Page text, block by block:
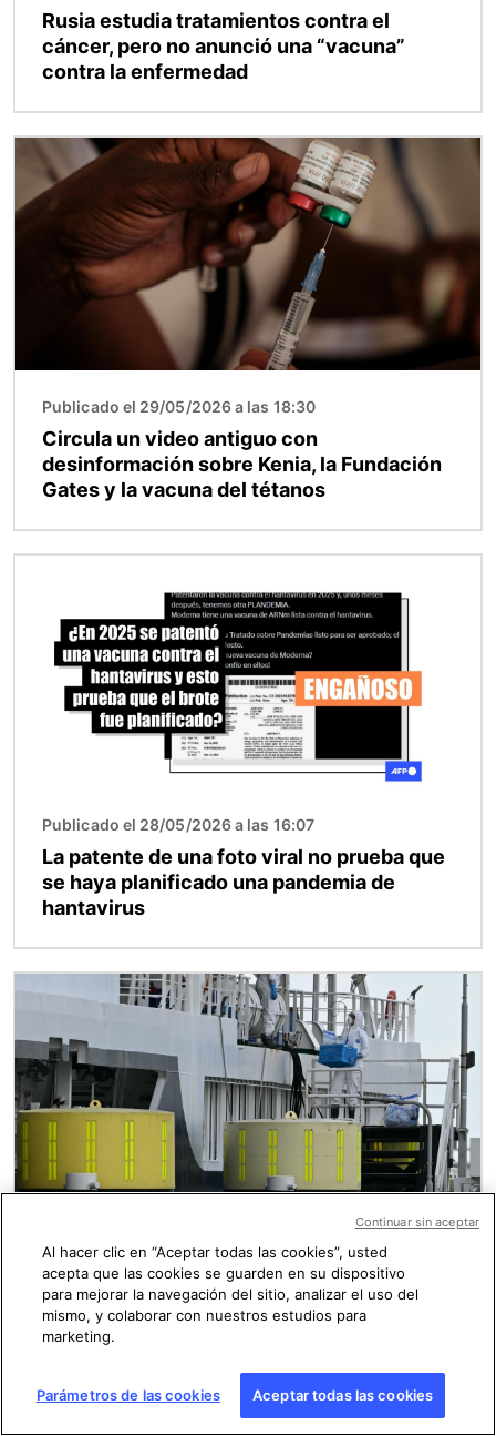
Rusia estudia tratamientos contra el
cáncer, pero no anunció una “vacuna”
contra la enfermedad
Imagen
Publicado el 29/05/2026 a las 18:30
Circula un video antiguo con
desinformación sobre Kenia, la Fundación
Gates y la vacuna del tétanos
Publicado el 28/05/2026 a las 16:07
La patente de una foto viral no prueba que
se haya planificado una pandemia de
hantavirus
Imagen
Publicado el 27/05/2026 a las 22:06
El brote por hantavirus no representa una
“nueva pandemia” ni el surgimiento de un
“covid 2.0”
Al hacer clic en “Aceptar todas las cookies”, usted
acepta que las cookies se guarden en su dispositivo
para mejorar la navegación del sitio, analizar el uso del
mismo, y colaborar con nuestros estudios para
marketing.
Parámetros de las cookies Aceptar todas las cookies
Continuar sin aceptar